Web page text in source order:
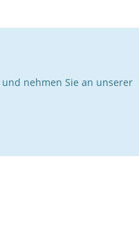
und nehmen Sie an unserer